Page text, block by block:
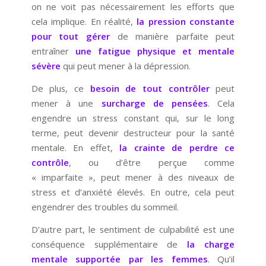
on ne voit pas nécessairement les efforts que
cela implique. En réalité, la pression constante
pour tout gérer de manière parfaite peut
entraîner une fatigue physique et mentale
sévère qui peut mener à la dépression.
De plus, ce besoin de tout contrôlerpeut
mener à une surcharge de pensées. Cela
engendre un stress constant qui, sur le long
terme, peut devenir destructeur pour la santé
mentale. En effet, la crainte de perdre ce
contrôle, ou d’être perçue comme
« imparfaite », peut mener à des niveaux de
stress et d’anxiété élevés. En outre, cela peut
engendrer des troubles du sommeil.
D’autre part, le sentiment de culpabilité est une
conséquence supplémentaire de la charge
mentale supportée par les femmes. Qu’il